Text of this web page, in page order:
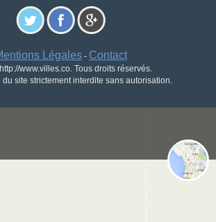
Légales- Contact
www.villes.co. Tous droits réservés.
du site strictement interdite sans autorisation.